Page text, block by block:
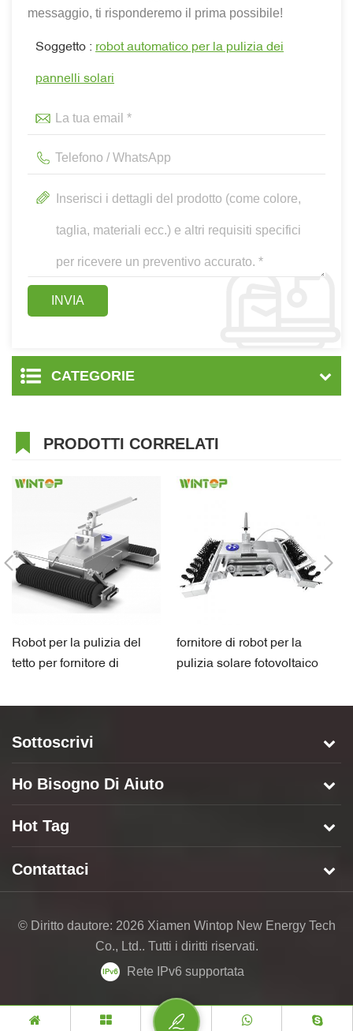
messaggio, ti risponderemo il prima possibile!
Soggetto : robot automatico per la pulizia dei
pannelli solari
CATEGORIE
PRODOTTI CORRELATI
Robot per la pulizia del
tetto per fornitore di
fornitore di robot per la
pulizia solare fotovoltaico
Sottoscrivi
Ho Bisogno Di Aiuto
Hot Tag
Contattaci
© Diritto dautore: 2026 Xiamen Wintop New Energy Tech
Co., Ltd.. Tutti i diritti riservati.
Rete IPv6 supportata